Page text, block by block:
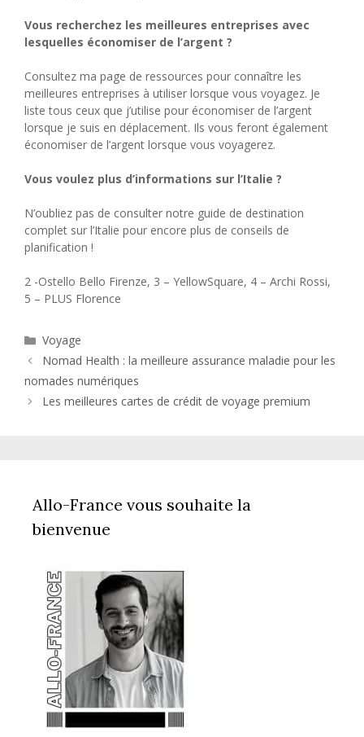
Vous recherchez les meilleures entreprises avec
lesquelles économiser de l’argent ?
Consultez ma page de ressources pour connaître les
meilleures entreprises à utiliser lorsque vous voyagez. Je
liste tous ceux que j’utilise pour économiser de l’argent
lorsque je suis en déplacement. Ils vous feront également
économiser de l’argent lorsque vous voyagerez.
Vous voulez plus d’informations sur l’Italie ?
N’oubliez pas de consulter notre guide de destination
complet sur l’Italie pour encore plus de conseils de
planification !
2 -Ostello Bello Firenze, 3 – YellowSquare, 4 – Archi Rossi,
5 – PLUS Florence
Catégories
Voyage
Nomad Health : la meilleure assurance maladie pour les
nomades numériques
Les meilleures cartes de crédit de voyage premium
Allo-France vous souhaite la
bienvenue